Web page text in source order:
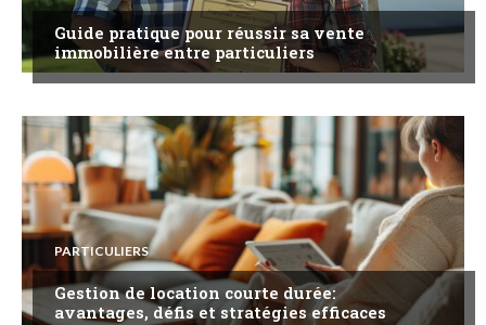
Guide pratique pour réussir sa vente
immobilière entre particuliers
PARTICULIERS
Gestion de location courte durée:
avantages, défis et stratégies efficaces